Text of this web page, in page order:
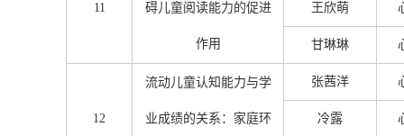
11 碍儿童阅读能力的促进
作用
王欣萌
甘琳琳
12
流动儿童认知能力与学
业成绩的关系：家庭环
张茜洋
冷露